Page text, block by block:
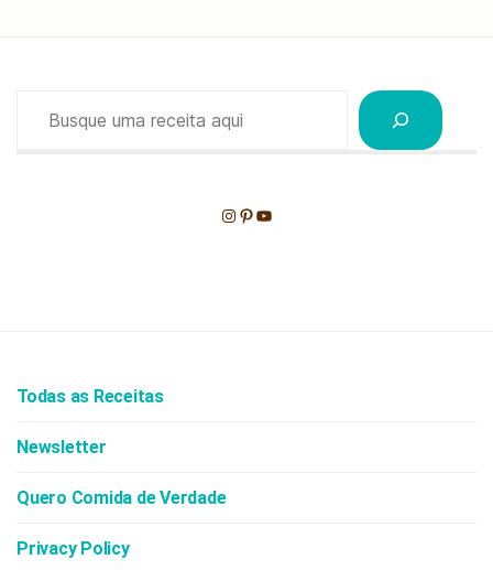
Instagram
Pinterest
Youtube
Todas as Receitas
Newsletter
Quero Comida de Verdade
Privacy Policy